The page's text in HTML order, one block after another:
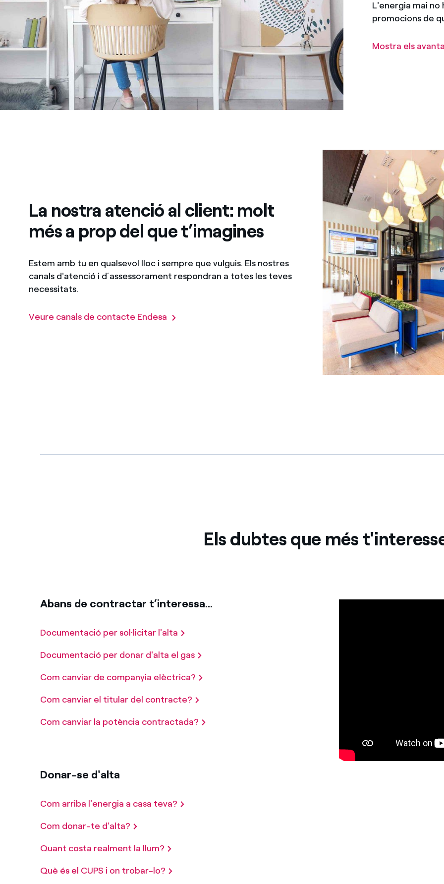
L'energia mai no
promocions de
Mostra els
La nostra atenció al client: molt
més a prop del que t’imagines
Estem amb tu en qualsevol lloc i sempre que vulguis. Els nostres
canals d'atenció i d’assessorament respondran a totes les teves
necessitats.
Veure canals de contacte Endesa
Els dubtes que més
Abans de contractar t’interessa…
Documentació per sol·licitar l'alta
Documentació per donar d'alta el gas
Com canviar de companyia elèctrica?
Com canviar el titular del contracte?
Com canviar la potència contractada?
Donar-se d'alta
Com arriba l'energia a casa teva?
Com donar-te d'alta?
Quant costa realment la llum?
Què és el CUPS i on trobar-lo?